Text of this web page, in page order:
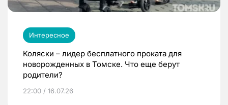
Интересное
Коляски – лидер бесплатного проката для
новорожденных в Томске. Что еще берут
родители?
22:00 / 16.07.26